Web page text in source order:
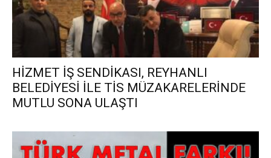
HİZMET İŞ SENDİKASI, REYHANLI
BELEDİYESİ İLE TİS MÜZAKARELERİNDE
MUTLU SONA ULAŞTI